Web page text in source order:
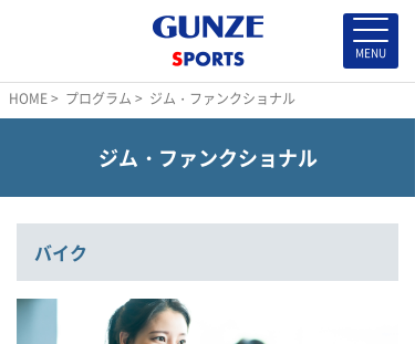
HOME> プログラム > ジム・ファンクショナル
ジム・ファンクショナル
バイク